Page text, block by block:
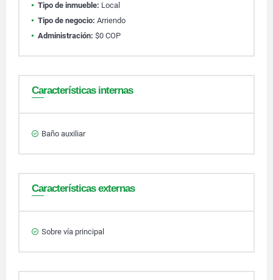
Tipo de inmueble: Local
Tipo de negocio: Arriendo
Administración: $0 COP
Características internas
Baño auxiliar
Características externas
Sobre vía principal